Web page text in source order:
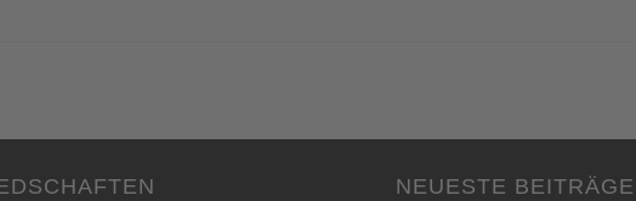
NEUESTE BEITRÄGE